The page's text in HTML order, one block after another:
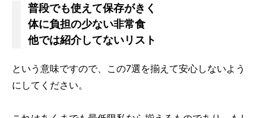
普段でも使えて保存がきく
体に負担の少ない非常食
他では紹介してないリスト
という意味ですので、この7選を揃えて安心しないよう
にしてください。